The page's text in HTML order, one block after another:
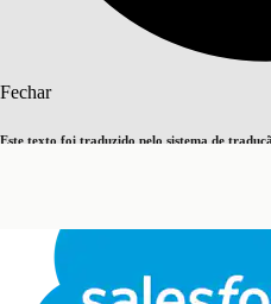
Fechar
Este texto foi traduzido pelo sistema de